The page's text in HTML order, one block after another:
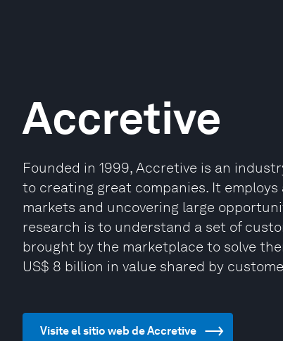
Accretive
Founded in 1999, Accretive is an
to creating great companies. It
markets and uncovering large
research is to understand a set of
brought by the marketplace to solve
US$ 8 billion in value shared by
Visite el sitio web de Accretive